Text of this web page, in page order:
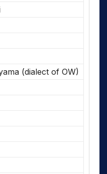
(dialect of OW)